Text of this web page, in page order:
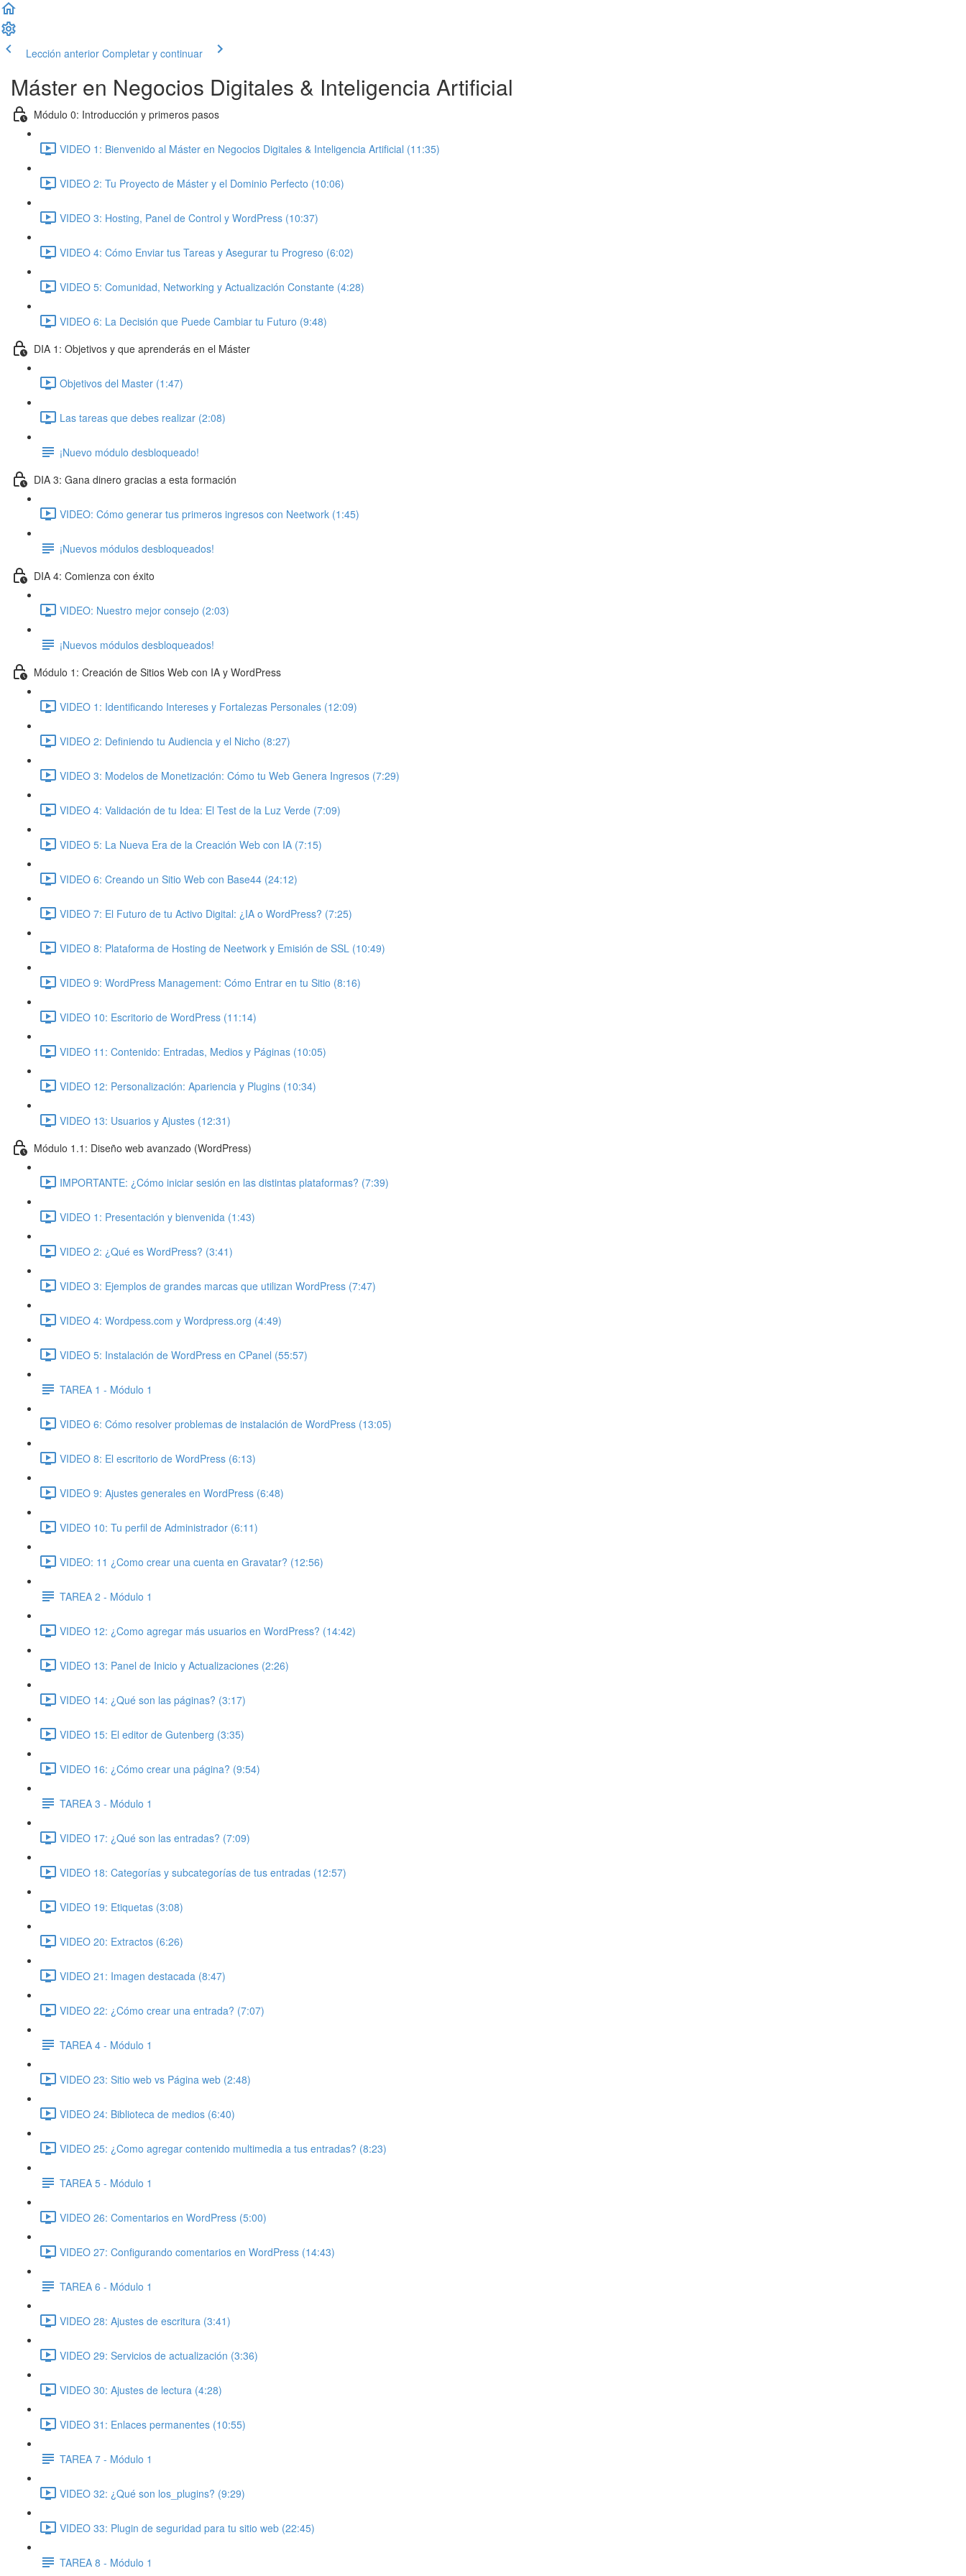
Lección anterior Completar y continuar
Máster en Negocios Digitales & Inteligencia Artificial
Módulo 0: Introducción y primeros pasos
VIDEO 1: Bienvenido al Máster en Negocios Digitales & Inteligencia Artificial (11:35)
VIDEO 2: Tu Proyecto de Máster y el Dominio Perfecto (10:06)
VIDEO 3: Hosting, Panel de Control y WordPress (10:37)
VIDEO 4: Cómo Enviar tus Tareas y Asegurar tu Progreso (6:02)
VIDEO 5: Comunidad, Networking y Actualización Constante (4:28)
VIDEO 6: La Decisión que Puede Cambiar tu Futuro (9:48)
DIA 1: Objetivos y que aprenderás en el Máster
Objetivos del Master (1:47)
Las tareas que debes realizar (2:08)
¡Nuevo módulo desbloqueado!
DIA 3: Gana dinero gracias a esta formación
VIDEO: Cómo generar tus primeros ingresos con Neetwork (1:45)
¡Nuevos módulos desbloqueados!
DIA 4: Comienza con éxito
VIDEO: Nuestro mejor consejo (2:03)
¡Nuevos módulos desbloqueados!
Módulo 1: Creación de Sitios Web con IA y WordPress
VIDEO 1: Identificando Intereses y Fortalezas Personales (12:09)
VIDEO 2: Definiendo tu Audiencia y el Nicho (8:27)
VIDEO 3: Modelos de Monetización: Cómo tu Web Genera Ingresos (7:29)
VIDEO 4: Validación de tu Idea: El Test de la Luz Verde (7:09)
VIDEO 5: La Nueva Era de la Creación Web con IA (7:15)
VIDEO 6: Creando un Sitio Web con Base44 (24:12)
VIDEO 7: El Futuro de tu Activo Digital: ¿IA o WordPress? (7:25)
VIDEO 8: Plataforma de Hosting de Neetwork y Emisión de SSL (10:49)
VIDEO 9: WordPress Management: Cómo Entrar en tu Sitio (8:16)
VIDEO 10: Escritorio de WordPress (11:14)
VIDEO 11: Contenido: Entradas, Medios y Páginas (10:05)
VIDEO 12: Personalización: Apariencia y Plugins (10:34)
VIDEO 13: Usuarios y Ajustes (12:31)
Módulo 1.1: Diseño web avanzado (WordPress)
IMPORTANTE: ¿Cómo iniciar sesión en las distintas plataformas? (7:39)
VIDEO 1: Presentación y bienvenida (1:43)
VIDEO 2: ¿Qué es WordPress? (3:41)
VIDEO 3: Ejemplos de grandes marcas que utilizan WordPress (7:47)
VIDEO 4: Wordpess.com y Wordpress.org (4:49)
VIDEO 5: Instalación de WordPress en CPanel (55:57)
TAREA 1 - Módulo 1
VIDEO 6: Cómo resolver problemas de instalación de WordPress (13:05)
VIDEO 8: El escritorio de WordPress (6:13)
VIDEO 9: Ajustes generales en WordPress (6:48)
VIDEO 10: Tu perfil de Administrador (6:11)
VIDEO: 11 ¿Como crear una cuenta en Gravatar? (12:56)
TAREA 2 - Módulo 1
VIDEO 12: ¿Como agregar más usuarios en WordPress? (14:42)
VIDEO 13: Panel de Inicio y Actualizaciones (2:26)
VIDEO 14: ¿Qué son las páginas? (3:17)
VIDEO 15: El editor de Gutenberg (3:35)
VIDEO 16: ¿Cómo crear una página? (9:54)
TAREA 3 - Módulo 1
VIDEO 17: ¿Qué son las entradas? (7:09)
VIDEO 18: Categorías y subcategorías de tus entradas (12:57)
VIDEO 19: Etiquetas (3:08)
VIDEO 20: Extractos (6:26)
VIDEO 21: Imagen destacada (8:47)
VIDEO 22: ¿Cómo crear una entrada? (7:07)
TAREA 4 - Módulo 1
VIDEO 23: Sitio web vs Página web (2:48)
VIDEO 24: Biblioteca de medios (6:40)
VIDEO 25: ¿Como agregar contenido multimedia a tus entradas? (8:23)
TAREA 5 - Módulo 1
VIDEO 26: Comentarios en WordPress (5:00)
VIDEO 27: Configurando comentarios en WordPress (14:43)
TAREA 6 - Módulo 1
VIDEO 28: Ajustes de escritura (3:41)
VIDEO 29: Servicios de actualización (3:36)
VIDEO 30: Ajustes de lectura (4:28)
VIDEO 31: Enlaces permanentes (10:55)
TAREA 7 - Módulo 1
VIDEO 32: ¿Qué son los_plugins? (9:29)
VIDEO 33: Plugin de seguridad para tu sitio web (22:45)
TAREA 8 - Módulo 1